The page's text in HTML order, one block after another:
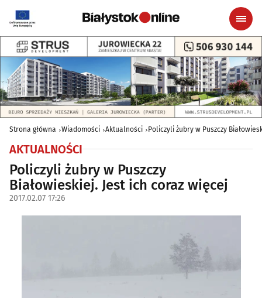
Strona główna Wiadomości Aktualności Policzyli żubry w Puszczy
AKTUALNOŚCI
Policzyli żubry w Puszczy
Białowieskiej. Jest ich coraz więcej
2017.02.07 17:26